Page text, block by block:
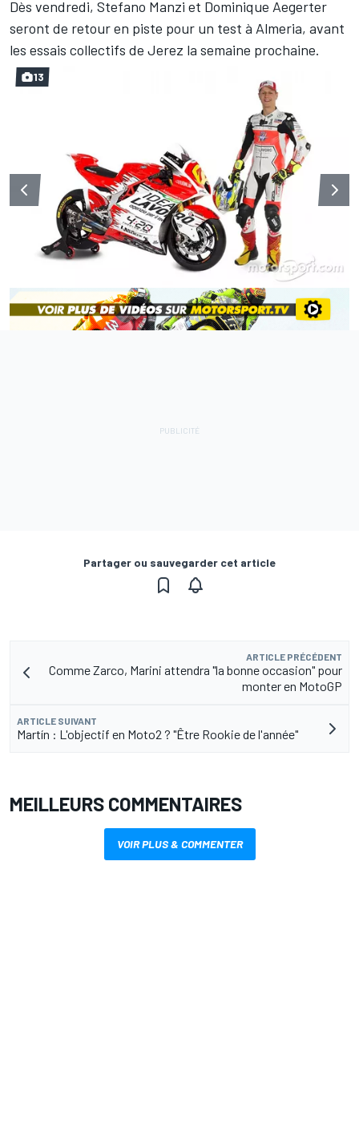
Dès vendredi, Stefano Manzi et Dominique Aegerter
seront de retour en piste pour un test à Almeria, avant
les essais collectifs de Jerez la semaine prochaine.
13
Partager ou sauvegarder cet article
ARTICLE PRÉCÉDENT
Comme Zarco, Marini attendra "la bonne occasion" pour
monter en MotoGP
ARTICLE SUIVANT
Martín : L'objectif en Moto2 ? "Être Rookie de l'année"
MEILLEURS COMMENTAIRES
VOIR PLUS & COMMENTER